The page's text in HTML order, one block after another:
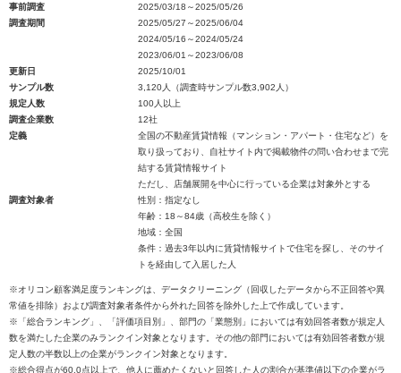
事前調査
2025/03/18～2025/05/26
調査期間
2025/05/27～2025/06/04
2024/05/16～2024/05/24
2023/06/01～2023/06/08
更新日
2025/10/01
サンプル数
3,120人（調査時サンプル数3,902人）
規定人数
100人以上
調査企業数
12社
定義
全国の不動産賃貸情報（マンション・アパート・住宅など）を
取り扱っており、自社サイト内で掲載物件の問い合わせまで完
結する賃貸情報サイト
ただし、店舗展開を中心に行っている企業は対象外とする
調査対象者
性別：指定なし
年齢：18～84歳（高校生を除く）
地域：全国
条件：過去3年以内に賃貸情報サイトで住宅を探し、そのサイ
トを経由して入居した人
※オリコン顧客満足度ランキングは、データクリーニング（回収したデータから不正回答や異
常値を排除）および調査対象者条件から外れた回答を除外した上で作成しています。
※「総合ランキング」、「評価項目別」、部門の「業態別」においては有効回答者数が規定人
数を満たした企業のみランクイン対象となります。その他の部門においては有効回答者数が規
定人数の半数以上の企業がランクイン対象となります。
※総合得点が60.0点以上で、他人に薦めたくないと回答した人の割合が基準値以下の企業がラ